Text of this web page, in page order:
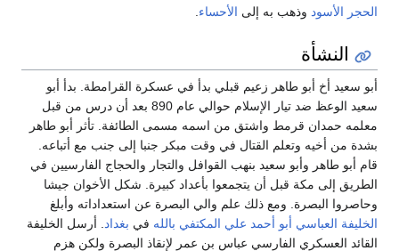
الأسودوذهب به إلى الأحساء.
النشأة
سعيد أخ أبو طاهر زعيم قبلي بدأ في عسكرة القرامطة. بدأ أبو
سعيد الوعظ ضد تيار الإسلام حوالي عام 890 بعد أن درس من قبل
حمدان قرمط واشتق من اسمه مسمى الطائفة. تأثر أبو طاهر
من أخيه وتعلم القتال في وقت مبكر جنبا إلى جنب مع أتباعه.
أبو طاهر وأبو سعيد بنهب القوافل والتجار والحجاج الفارسيين في
إلى مكة قبل أن يتجمعوا بأعداد كبيرة. شكل الأخوان جيشا
البصرة. ومع ذلك علم والي البصرة عن استعداداته وأبلغ
العباسي أبو أحمد علي المكتفي بالله في بغداد . أرسل الخليفة
العسكري الفارسي عباس بن عمر لإنقاذ البصرة ولكن هزم